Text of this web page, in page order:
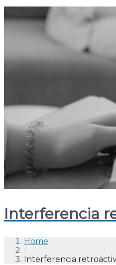
Interferencia
Home
/
Interferencia